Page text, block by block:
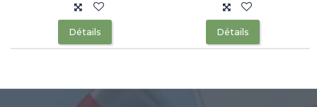
Détails Détails